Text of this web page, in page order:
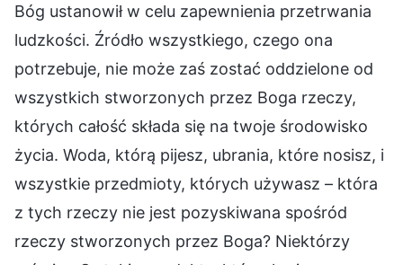
Bóg ustanowił w celu zapewnienia przetrwania
ludzkości. Źródło wszystkiego, czego ona
potrzebuje, nie może zaś zostać oddzielone od
wszystkich stworzonych przez Boga rzeczy,
których całość składa się na twoje środowisko
życia. Woda, którą pijesz, ubrania, które nosisz, i
wszystkie przedmioty, których używasz – która
z tych rzeczy nie jest pozyskiwana spośród
rzeczy stworzonych przez Boga? Niektórzy